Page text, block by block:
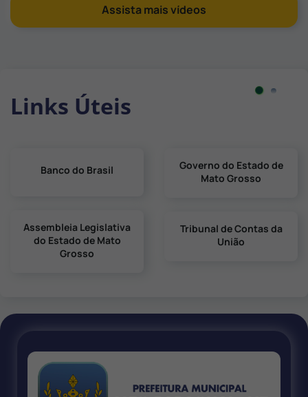
Assista mais vídeos
Links Úteis
Banco do Brasil
Assembleia Legislativa
do Estado de Mato
Grosso
Governo do Estado de
Mato Grosso
Tribunal de Contas da
União